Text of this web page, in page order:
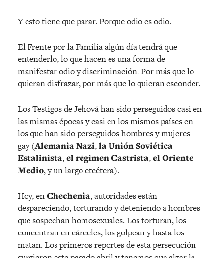
Y esto tiene que parar. Porque odio es odio.
El Frente por la Familia algún día tendrá que
entenderlo, lo que hacen es una forma de
manifestar odio y discriminación. Por más que lo
quieran disfrazar, por más que lo quieran esconder.
Los Testigos de Jehová han sido perseguidos casi en
las mismas épocas y casi en los mismos países en
los que han sido perseguidos hombres y mujeres
gay (Alemania Nazi,la Unión Soviética
Estalinista,el régimen Castrista,el Oriente
Medio, y un largo etcétera).
Hoy, enChechenia, autoridades están
despareciendo, torturando y deteniendo a hombres
que sospechan homosexuales. Los torturan, los
concentran en cárceles, los golpean y hasta los
matan. Los primeros reportes de esta persecución